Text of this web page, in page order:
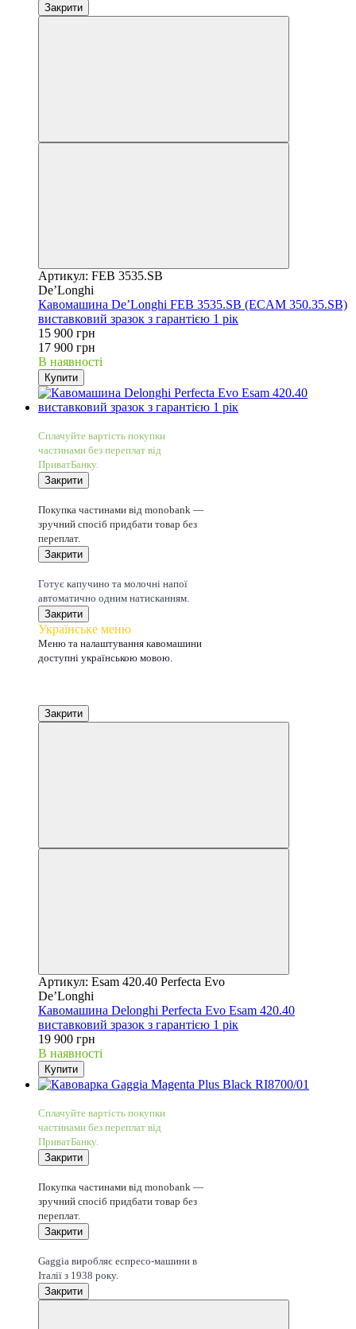
Закрити
Артикул: FEB 3535.SB
De’Longhi
Кавомашина De’Longhi FEB 3535.SB (ECAM 350.35.SB)
виставковий зразок з гарантією 1 рік
15 900 грн
17 900 грн
В наявності
Купити
Сплачуйте вартість покупки
частинами без переплат від
ПриватБанку.
Закрити
Покупка частинами від monobank —
зручний спосіб придбати товар без
переплат.
Закрити
Готує капучино та молочні напої
автоматично одним натисканням.
Закрити
Українське меню
Меню та налаштування кавомашини
доступні українською мовою.
Закрити
Артикул: Esam 420.40 Perfecta Evo
De’Longhi
Кавомашина Delonghi Perfecta Evo Esam 420.40
виставковий зразок з гарантією 1 рік
19 900 грн
В наявності
Купити
Сплачуйте вартість покупки
частинами без переплат від
ПриватБанку.
Закрити
Покупка частинами від monobank —
зручний спосіб придбати товар без
переплат.
Закрити
Gaggia виробляє еспресо-машини в
Італії з 1938 року.
Закрити